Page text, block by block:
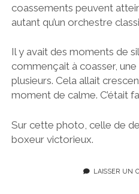
coassements peuvent
autant qu’un orchestre
Il y avait des moments de
commençait à coasser,
plusieurs. Cela allait
moment de calme. C’était
Sur cette photo, celle de
boxeur victorieux.
LAISSER UN